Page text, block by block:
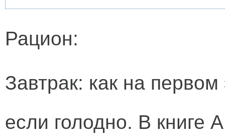
Рацион:
Завтрак: как на
если голодно. В книге